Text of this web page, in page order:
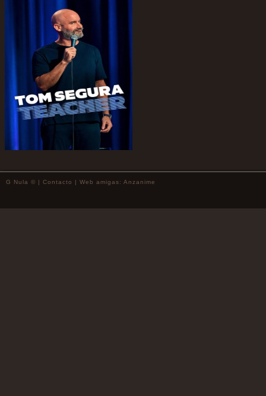
G Nula © | Contacto | Web amigas: Anzanime